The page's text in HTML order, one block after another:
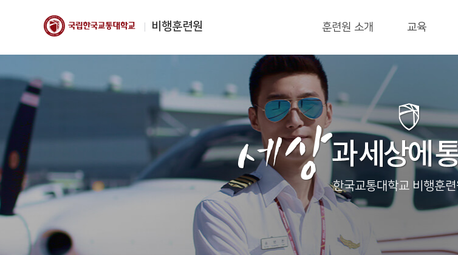
비행훈련원
한국교통대학교
비행훈련원
훈련원 소개 교육
한국교통대학교 비행훈련